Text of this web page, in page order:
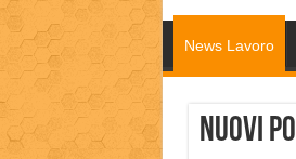
News Lavoro
Nuovi